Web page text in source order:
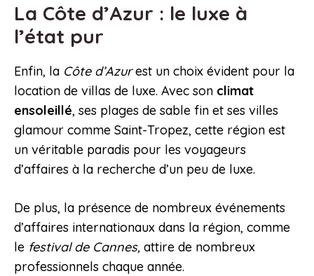
La Côte d’Azur : le luxe à
l’état pur
Enfin, la Côte d’Azurest un choix évident pour la
location de villas de luxe. Avec son climat
ensoleillé, ses plages de sable fin et ses villes
glamour comme Saint-Tropez, cette région est
un véritable paradis pour les voyageurs
d’affaires à la recherche d’un peu de luxe.
De plus, la présence de nombreux événements
d’affaires internationaux dans la région, comme
le festival de Cannes, attire de nombreux
professionnels chaque année.